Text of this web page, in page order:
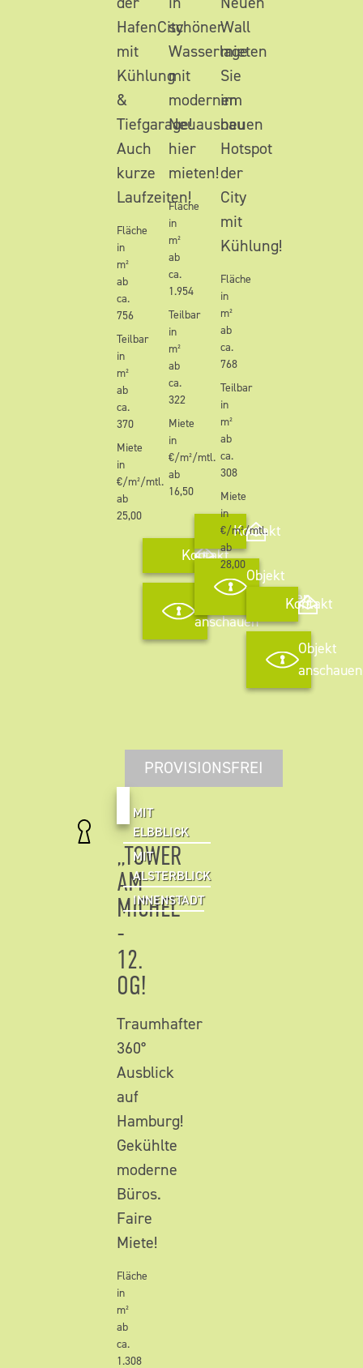
HafenCity
mit
Kühlung
&
Tiefgarage!
Auch
kurze
Laufzeiten!
Fläche
in
m²
ab
ca.
756
Teilbar
in
m²
ab
ca.
370
Miete
in
€/m²/mtl.
ab
25,00
Kontakt
Objekt
anschauen
schöner
Wasserlage
mit
modernem
Neuausbau
hier
mieten!
Fläche
in
m²
ab
ca.
1.954
Teilbar
in
m²
ab
ca.
322
Miete
in
€/m²/mtl.
ab
16,50
Kontakt
Objekt
anschauen
Wall
mieten
Sie
im
neuen
Hotspot
der
City
mit
Kühlung!
Fläche
in
m²
ab
ca.
768
Teilbar
in
m²
ab
ca.
308
Miete
in
€/m²/mtl.
ab
28,00
Kontakt
Objekt
anschauen
PROVISIONSFREI
MIT
ELBBLICK
MIT
ALSTERBLICK
INNENSTADT
„TOWER
AM
MICHEL“
-
12.
OG!
Traumhafter
360°
Ausblick
auf
Hamburg!
Gekühlte
moderne
Büros.
Faire
Miete!
Fläche
in
m²
ab
ca.
1.308